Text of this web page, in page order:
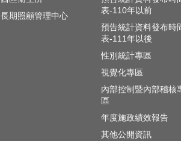
長期照顧管理中心
表-110年以前
預告統計資料發布時
表-111年以後
性別統計專區
視覺化專區
內部控制暨內部稽核
區
年度施政績效報告
其他公開資訊